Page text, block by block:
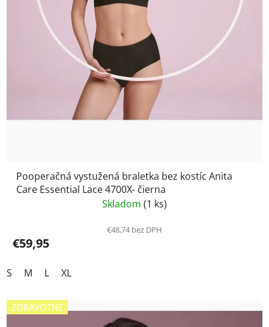
Pooperačná vystužená braletka bez kostíc Anita
Care Essential Lace 4700X- čierna
Skladom (1 ks)
€48,74 bez DPH
€59,95
S M L XL
ZDRAVOTNÉ